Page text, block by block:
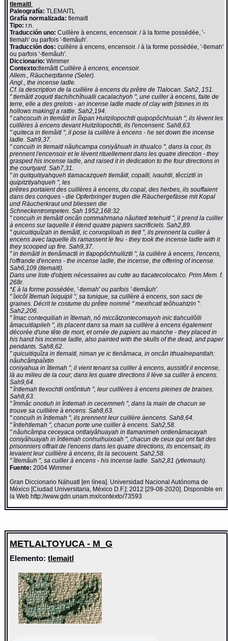
tlemaitl
Paleografía: TLEMAITL
Grafía normalizada: tlemaitl
Tipo: r.n.
Traducción uno: Cuillère à encens, encensoir. / à la forme possédée, '-
tlemah' ou parfois '-tlemâuh'.
Traducción dos: cuillère à encens, encensoir. / à la forme possédée, '-tlemah'
ou parfois '-tlemâuh'.
Diccionario:Wimmer
Contexto:tlemâitlCuillère à encens, encensoir.
Allem., Räucherpfanne (Seler).
Angl., the incense ladle.
Cf. la description de la cuillère à encens du prêtre de Tlalocan. Sah2, 151.
" tlemâitl zoquitl tlachihchîhualli cacalachyoh ", une cuiller à encens, faite de
terre, elle a des grelots - an incense ladle made of clay with [stones in its
hollows making] a rattle. Sah2,194.
" cahcocuih in tlemâitl in îîxpan Huitzilopochtli quipopôchhuiah ", ils lèvent les
cuillères à encens devant Huitzilopochtli, ils l'encensent. Sah8,63.
" quiteca in tlemâitl ", il pose la cuillère à encens - he set down the incense
ladle. Sah9,37.
" concuih in tlemaitl nâuhcampa coniyâhuah in ithualco ", dans la cour, ils
prennent l'encensoir et le lèvent rituellement dans les quatre direction - they
grasped his incense ladle, and raised it in dedication to the four directions in
the courtyard. Sah7,31.
" in quitquitiyahqueh tlamacazqueh tlemâitl, copalli, ivauhtli, têcciztli in
quipitztiyahqueh ", les
prêtres portaient des cuillères à encens, du copal, des herbes, ils souffaient
dans des conques - die Opferbringer trugen die Räuchergefässe mit Kopal
und Räucherkraut und bliessen die
Schneckentrompeten. Sah 1952,168:32.
" concuih in tlemâitl oncân commahmana nâuhtetl tetehuitl ", il prend la cuiller
à encens sur laquelle il étend quatre papiers sacrificiels. Sah2,89.
" quicuitiquîzah in tlemâitl, ic conxopiloah in tletl ", ils prennent la cuiller à
encens avec laquelle ils ramassent le feu - they took the incense ladle with it
they scooped up fire. Sah9,37.
" in tlemâitl in tlenâmactli in tlapopôchhuiliztli ", la cuillère à encens, l'encens,
l'offrande d'encens - the incense ladle, the incense, the offering of incense.
Sah6,109 (tlemaitl).
Dans une liste d'objets nécessaires au culte au tlacatecolocalco. Prim.Mem. f.
268r.
*£ à la forme possédée, '-tlemah' ou parfois '-tlemâuh'.
" îxicôl îtlemah îxiquipil ", sa tunique, sa cuillère à encens, son sacs de
graines. Décrit le costume du prêtre nommé " mexihcatl teôhuahtzin ".
Sah2,206.
" îmac contequiliah in îtlemah, nô miccâtzontecomayoh inic tlahcuilôlli
âmacuitlapileh ", ils placent dans sa main sa cuillère à encens également
décorée d'une tête de mort, et ornée de papiers au manche - they placed in
his hand his incense ladle, also painted with the skulls of the dead, and paper
pendants. Sah8,62.
" quicuitiquîza in tlemaitl, niman ye ic tlenâmaca, in oncân ithualnepantlah:
nâuhcâmpaîxtin
coniyahua in îtlemah ", il vient tenant sa cuiller à encens, aussitôt il encense,
là au milieu de la cour; dans les quatre directions il lève sa cuiller à encens.
Sah9,64.
" întlemah tlexochtli ontôntiuh ", leur cuillères à encens pleines de braises.
Sah8,63.
" îmmâc onotiuh in întlemah in cecemmeh ", dans la main de chacun se
trouve sa cuillière à encens. Sah8,63.
" concuih in întlemah ", ils prennent leur cuillère àencens. Sah8,64.
" întlehtlemah ", chacun porte une cuiller à encens. Sah2,58.
" nâuhcâmpa ceceyaca ontlaiyâhuayah in tlamanimeh ontlenâmacayah
coniyâhuayah in întlemah conhuihuixoah ", chacun de ceux qui ont fait des
prisonniers offrait de l'encens dans les quatre directions, ils encensait, ils
levaient leur cuillière à encens, ils la secouent. Sah2,58.
" îtlemâuh ", sa cuiller à encens - his incense ladle. Sah2,81 (ytlemauh).
Fuente: 2004 Wimmer
Gran Diccionario Náhuatl [en línea]. Universidad Nacional Autónoma de
México [Ciudad Universitaria, México D.F.]: 2012 [29-08-2020]. Disponible en
la Web http://www.gdn.unam.mx/contexto/73593
METLALTOYUCA - M_G
Elemento:tlemaitl